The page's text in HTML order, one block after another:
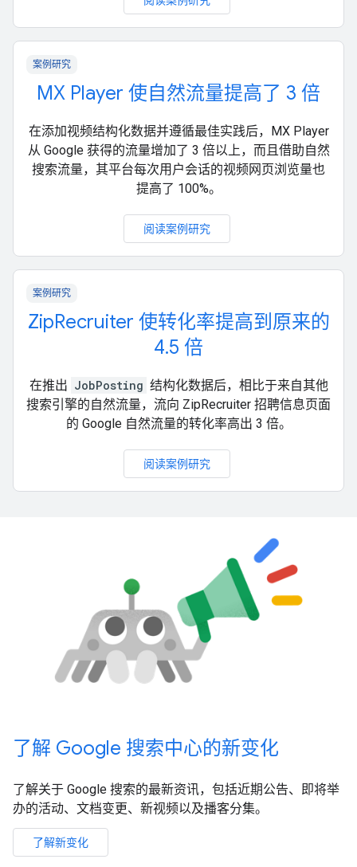
案例研究
MX Player 使自然流量提高了 3 倍
在添加视频结构化数据并遵循最佳实践后，MX Player
从 Google 获得的流量增加了 3 倍以上，而且借助自然
搜索流量，其平台每次用户会话的视频网页浏览量也
提高了 100%。
阅读案例研究
案例研究
ZipRecruiter 使转化率提高到原来的
4.5 倍
在推出 JobPosting 结构化数据后，相比于来自其他
搜索引擎的自然流量，流向 ZipRecruiter 招聘信息页面
的 Google 自然流量的转化率高出 3 倍。
阅读案例研究
了解 Google 搜索中心的新变化
了解关于 Google 搜索的最新资讯，包括近期公告、即将举
办的活动、文档变更、新视频以及播客分集。
了解新变化